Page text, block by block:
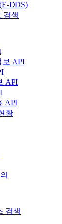
DDS)
검색
보 API
API
API
황
검색